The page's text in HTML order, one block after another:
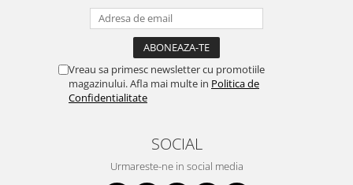
Vreau sa primesc newsletter cu promotiile
magazinului. Afla mai multe in Politica de
Confidentialitate
SOCIAL
Urmareste-ne in social media